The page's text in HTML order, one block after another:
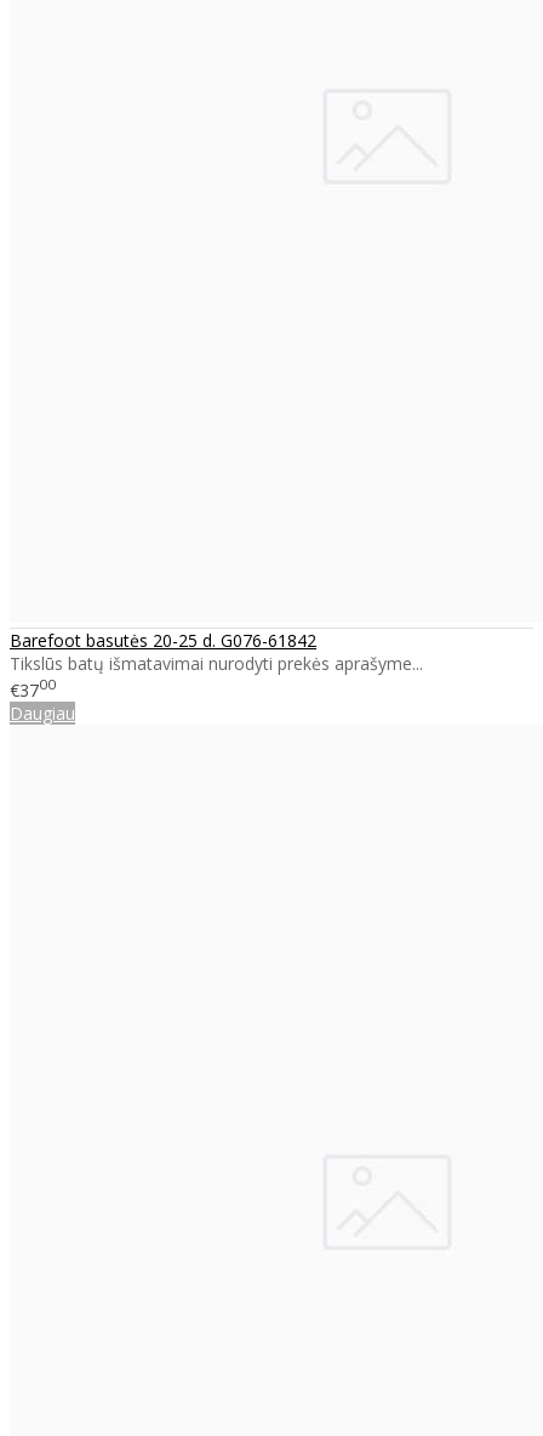
Barefoot basutės 20-25 d. G076-61842
Tikslūs batų išmatavimai nurodyti prekės aprašyme...
€3700
Daugiau